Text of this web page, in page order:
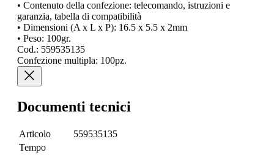
• Contenuto della confezione: telecomando, istruzioni e
garanzia, tabella di compatibilità
• Dimensioni (A x L x P): 16.5 x 5.5 x 2mm
• Peso: 100gr.
Cod.: 559535135
Confezione multipla: 100pz.
Documenti tecnici
Articolo
559535135
Tempo